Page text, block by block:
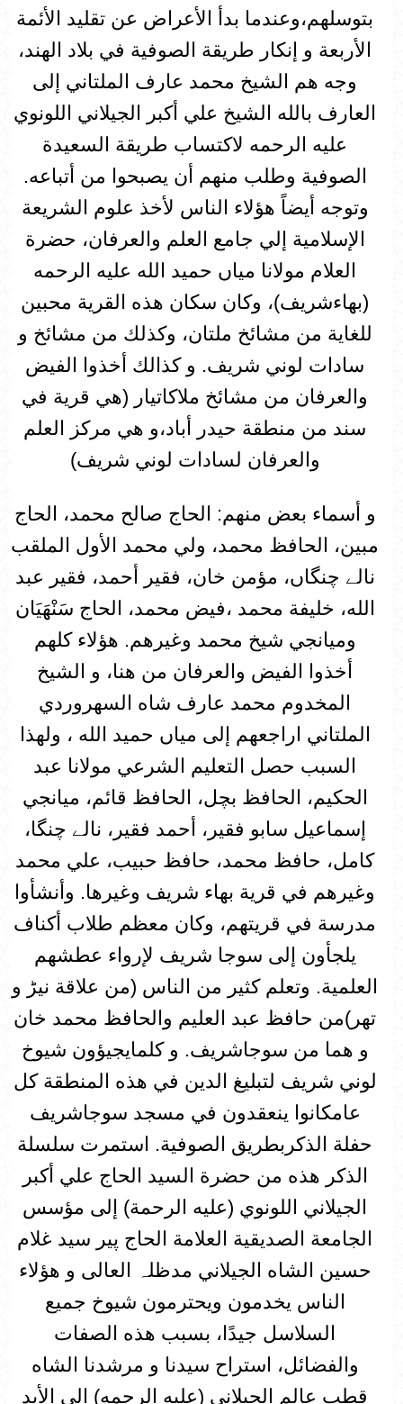
بتوسلهم،وعندما بدأ الأعراض عن تقليد الأئمة
الأربعة و إنكار طريقة الصوفية في بلاد الهند،
وجه هم الشيخ محمد عارف الملتاني إلى
العارف بالله الشيخ علي أكبر الجيلاني اللونوي
عليه الرحمه لاكتساب طريقة السعيدة
الصوفية وطلب منهم أن يصبحوا من أتباعه.
وتوجه أيضاً هؤلاء الناس لأخذ علوم الشريعة
الإسلامية إلي جامع العلم والعرفان، حضرة
العلام مولانا مياں حميد الله عليه الرحمه
(بهاءشریف)، وكان سكان هذه القرية محبین
للغاية من مشائخ ملتان، وكذلك من مشائخ و
سادات لوني شريف. و كذالك أخذوا الفيض
والعرفان من مشائخ ملاكاتيار (هي قرية في
سند من منطقة حيدر أباد،و هي مركز العلم
والعرفان لسادات لوني شريف)
و أسماء بعض منهم: الحاج صالح محمد، الحاج
مبين، الحافظ محمد، ولي محمد الأول الملقب
نالے چنگاں، مؤمن خان، فقير أحمد، فقير عبد
الله، خليفة محمد ،فیض محمد، الحاج سَنْهَيَان
وميانجي شيخ محمد وغيرهم. هؤلاء كلهم
أخذوا الفيض والعرفان من هنا، و الشيخ
المخدوم محمد عارف شاه السهروردي
الملتاني اراجعهم إلى مياں حميد الله ، ولهذا
السبب حصل التعليم الشرعي مولانا عبد
الحكيم، الحافظ بچل، الحافظ قائم، ميانجي
إسماعيل سابو فقير، أحمد فقير، نالے چنگا،
كامل، حافظ محمد، حافظ حبيب، علي محمد
وغيرهم في قرية بهاء شريف وغيرها. وأنشأوا
مدرسة في قريتهم، وكان معظم طلاب أكناف
يلجأون إلى سوجا شريف لإرواء عطشهم
العلمية. وتعلم كثير من الناس (من علاقة نيڑ و
تھر)من حافظ عبد العليم والحافظ محمد خان
و هما من سوجاشريف. و كلمايجيؤون شيوخ
لوني شريف لتبليغ الدين في هذه المنطقة كل
عامكانوا ينعقدون في مسجد سوجاشريف
حفلة الذكربطريق الصوفية. استمرت سلسلة
الذكر هذه من حضرة السيد الحاج علي أكبر
الجيلاني اللونوي (عليه الرحمة) إلى مؤسس
الجامعة الصديقية العلامة الحاج پير سيد غلام
حسين الشاه الجيلاني مدظلہ العالی و هؤلاء
الناس يخدمون ويحترمون شيوخ جميع
السلاسل جيدًا، بسبب هذه الصفات
والفضائل، استراح سيدنا و مرشدنا الشاه
قطب عالم الجيلاني (عليه الرحمه) إلى الأبد